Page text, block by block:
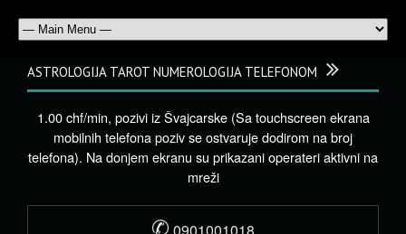
ASTROLOGIJA TAROT NUMEROLOGIJA TELEFONOM
1.00 chf/min, pozivi iz Švajcarske (Sa touchscreen ekrana
mobilnih telefona poziv se ostvaruje dodirom na broj
telefona). Na donjem ekranu su prikazani operateri aktivni na
mreži
✆